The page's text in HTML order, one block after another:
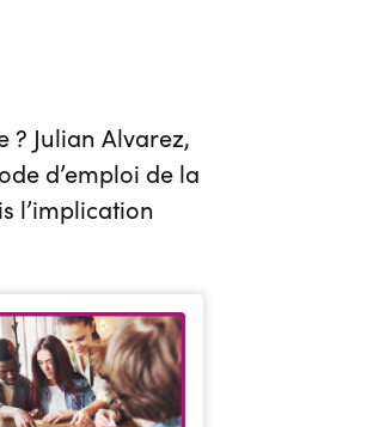
? Julian Alvarez,
d’emploi de la
l’implication